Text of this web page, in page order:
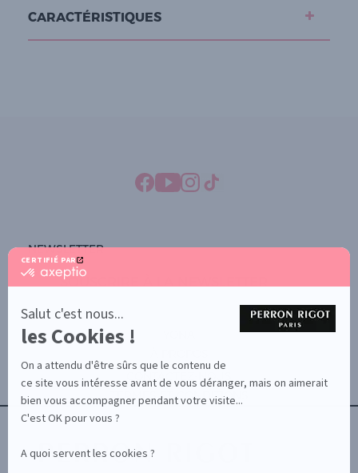
CERTIFIÉ PAR
certifié
En
savoir
plus
sur
Axeptio
Salut c'est nous...
les Cookies !
On a attendu d'être sûrs que le contenu de
ce site vous intéresse avant de vous déranger, mais on aimerait
bien vous accompagner pendant votre visite...
C'est OK pour vous ?
A quoi servent les cookies ?
CARACTÉRISTIQUES
NEWSLETTER
SOUSCRIRE À LA NEWSLETTER
CONTACTEZ-NOUS
TERMES ET CONDITIONS